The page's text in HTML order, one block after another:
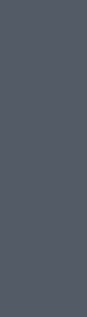
Oversigt